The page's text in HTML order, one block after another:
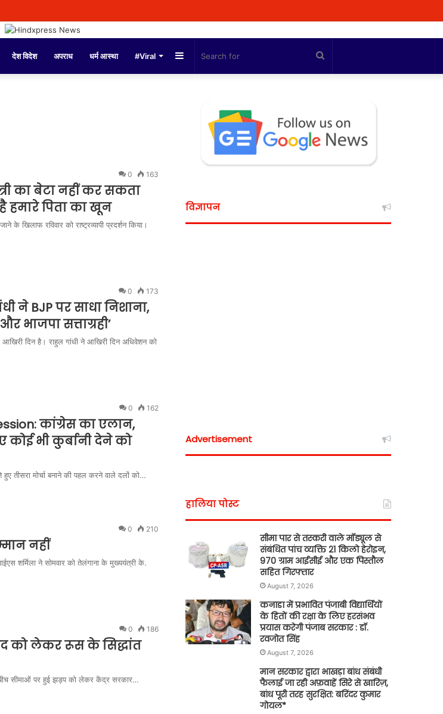
देश विदेश अपराध धर्म आस्था #Viral Sidebar
0 163
का बेटा नहीं कर सकता
हमारे पिता का खून
के खिलाफ रविवार को राष्ट्रव्यापी प्रदर्शन किया।
0 173
ने BJP पर साधा निशाना,
भाजपा सत्ताग्रही’
दिन है। राहुल गांधी ने आखिरी दिन अधिवेशन को
0 162
कांग्रेस का एलान,
कोई भी कुर्बानी देने को
तीसरा मोर्चा बनाने की पहल करने वाले दलों को…
0 210
नहीं
शर्मिला ने सोमवार को तेलंगाना के मुख्ययंत्री के.
0 186
को लेकर रूस के सिद्धांत
सीमाओं पर हुई झड़प को लेकर केंद्र सरकार…
विज्ञापन
Advertisement
हालिया पोस्ट
सीमा पार से तस्करी वाले मॉड्यूल से
संबंधित पांच व्यक्ति 21 किलो हेरोइन,
970 ग्राम आईसीई और एक पिस्तौल
सहित गिरफ्तार
August 7, 2026
कनाडा में प्रभावित पंजाबी विद्यार्थियों
के हितों की रक्षा के लिए हरसंभव
प्रयास करेगी पंजाब सरकार : डॉ.
रवजोत सिंह
August 7, 2026
मान सरकार द्वारा भाखड़ा बांध संबंधी
फैलाई जा रही अफ़वाहें सिरे से खारिज़,
बांध पूरी तरह सुरक्षित: बरिंदर कुमार
गोयल*